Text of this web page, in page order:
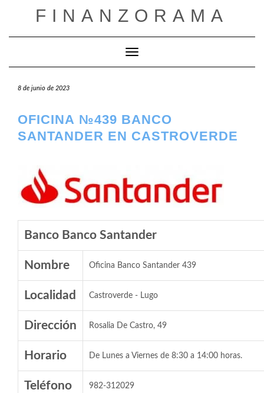
FINANZORAMA
Cambiar modo de navegación
8 de junio de 2023
OFICINA №439 BANCO
SANTANDER EN CASTROVERDE
Banco Banco Santander
Nombre Oficina Banco Santander 439
Localidad Castroverde - Lugo
Dirección Rosalia De Castro, 49
Horario De Lunes a Viernes de 8:30 a 14:00 horas.
Teléfono 982-312029